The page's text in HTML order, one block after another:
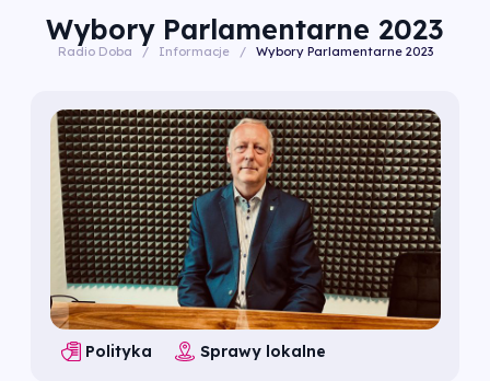
Wybory Parlamentarne 2023
Radio Doba / Informacje / Wybory Parlamentarne 2023
Polityka Sprawy lokalne